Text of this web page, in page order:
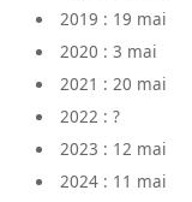
2019 : 19 mai
2020 : 3 mai
2021 : 20 mai
2022 : ?
2023 : 12 mai
2024 : 11 mai